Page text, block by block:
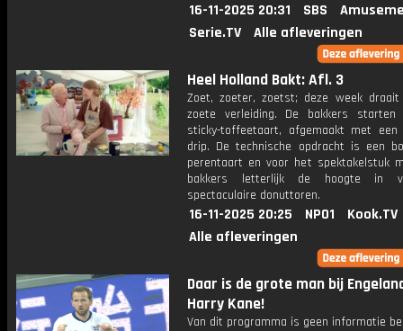
16-11-2025 20:31 SBS
Serie.TV
Alle afleveringen
Heel Holland Bakt: Afl. 3
Zoet, zoeter, zoetst; deze week
zoete verleiding. De bakkers
sticky-toffeetaart, afgemaakt met een
drip. De technische opdracht is een
perentaart en voor het spektakelstuk
bakkers letterlijk de hoogte in
spectaculaire donuttoren.
16-11-2025 20:25 NPO1
Kook.TV
Alle afleveringen
Daar is de grote man bij
Harry Kane!
Van dit programma is geen informatie